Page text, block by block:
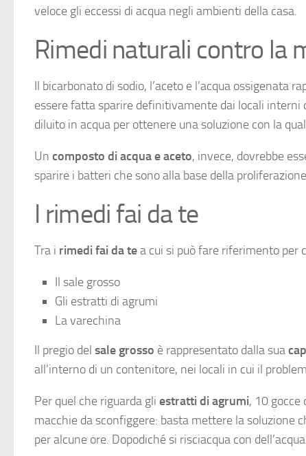
veloce gli eccessi di acqua negli ambienti della casa.
Rimedi naturali contro la
Il bicarbonato di sodio, l’aceto e l’acqua ossigenata
essere fatta sparire definitivamente dai locali interni
diluito in acqua per ottenere una soluzione con la
Un composto di acqua e aceto, invece, dovrebbe
sparire i batteri che sono alla base della
I rimedi fai da te
Tra i rimedi fai da tea cui si può fare riferimento per
Il sale grosso
Gli estratti di agrumi
La varechina
Il pregio del sale grosso è rappresentato dalla sua
all’interno di un contenitore, nei locali in cui il
Per quel che riguarda gli estratti di agrumi, 10 gocce
macchie da sconfiggere: basta mettere la soluzione
per alcune ore. Dopodiché si risciacqua con